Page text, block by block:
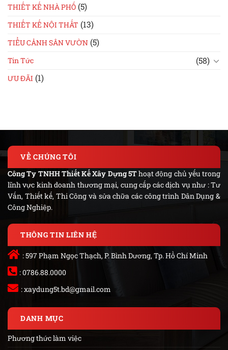
THIẾT KẾ NHÀ PHỐ (5)
THIẾT KẾ NỘI THẤT (13)
TIỂU CẢNH SÂN VƯỜN (5)
Tin Tức (58)
ƯU ĐÃI (1)
VỀ CHÚNG TÔI
Công Ty TNHH Thiết Kế Xây Dựng 5Thoạt động chủ yếu trong
lĩnh vực kinh doanh thương mại, cung cấp các dịch vụ như : Tư
Vấn, Thiết kế, Thi Công và sửa chữa các công trình Dân Dụng &
Công Nghiệp.
THÔNG TIN LIÊN HỆ
: 597 Phạm Ngọc Thạch, P. Bình Dương, Tp. Hồ Chí Minh
: 0786.88.0000
:xaydung5t.bd@gmail.com
DANH MỤC
Phương thức làm việc